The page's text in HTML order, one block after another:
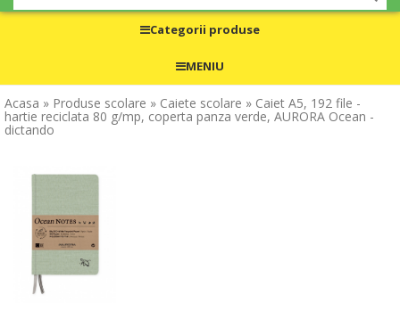
Categorii produse
MENIU
Acasa » Produse scolare » Caiete scolare » Caiet A5, 192 file -
hartie reciclata 80 g/mp, coperta panza verde, AURORA Ocean -
dictando